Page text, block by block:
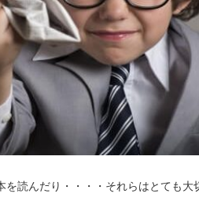
読んだり・・・・それらはとても大